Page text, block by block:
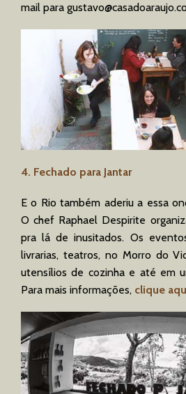
mail para
4. Fechado para Jantar
E o Rio também aderiu a essa
O chef Raphael Despirite
pra lá de inusitados. Os
livrarias, teatros, no Morro do
utensílios de cozinha e até em
Para mais informações, clique